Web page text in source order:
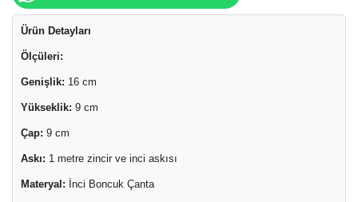
Ürün Detayları
Ölçüleri:
Genişlik: 16 cm
Yükseklik: 9 cm
Çap: 9 cm
Askı: 1 metre zincir ve inci askısı
Materyal: İnci Boncuk Çanta